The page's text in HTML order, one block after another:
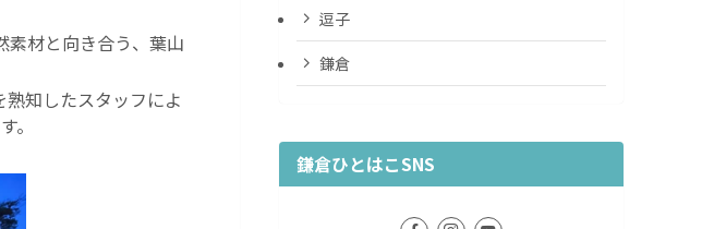
材と向き合う、葉山
熟知したスタッフによ
。
逗子
鎌倉
鎌倉ひとはこSNS